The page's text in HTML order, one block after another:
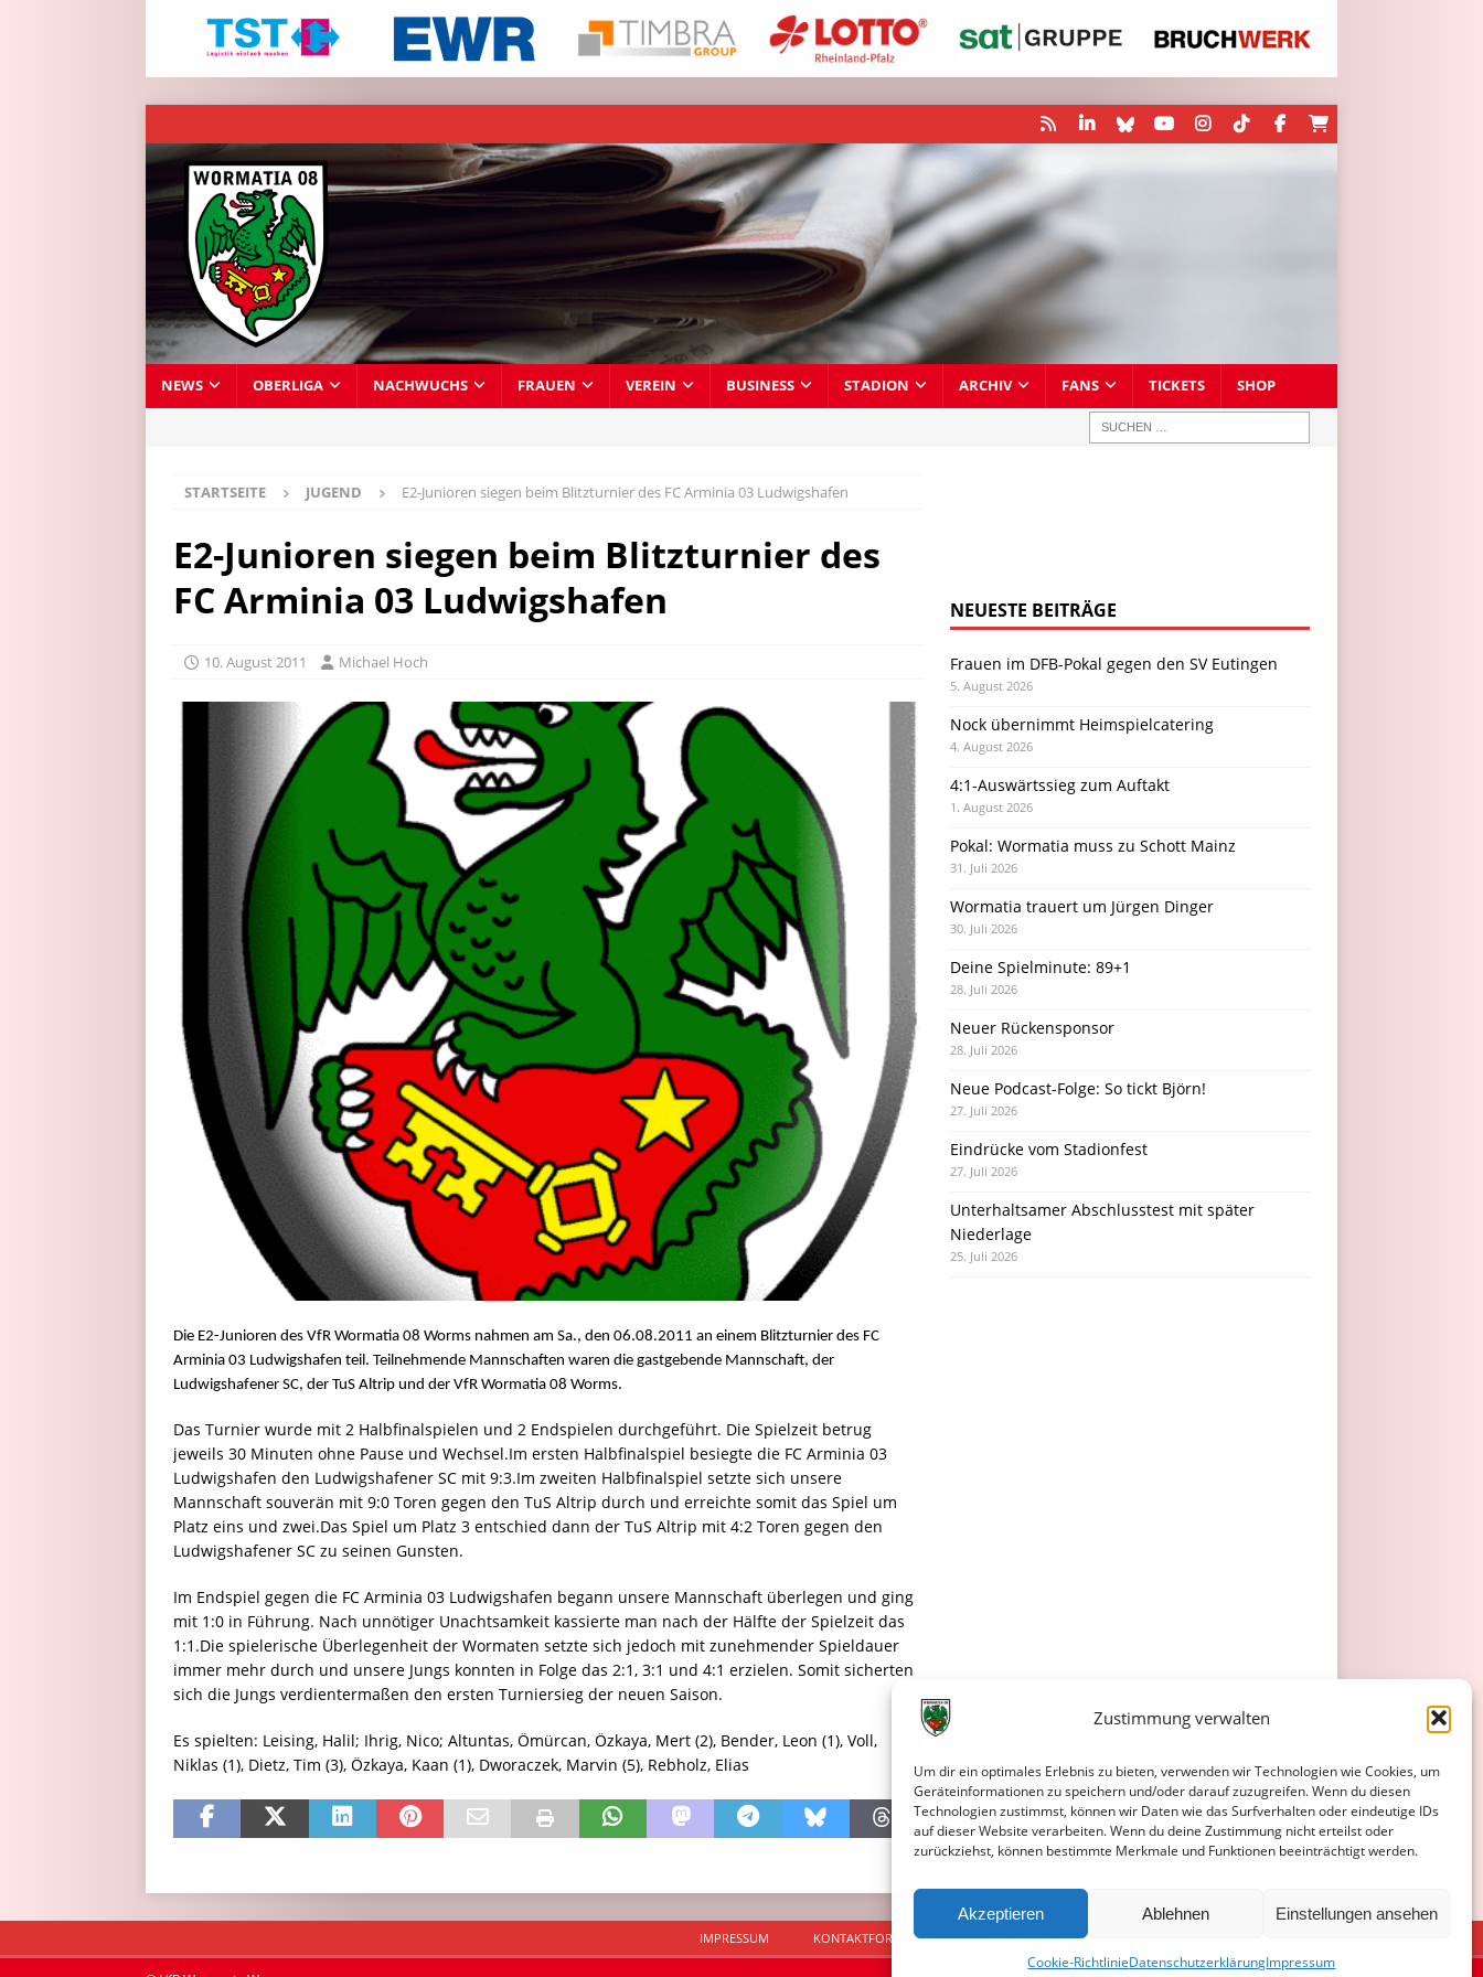
Zustimmung verwalten
Um dir ein optimales Erlebnis zu bieten, verwenden wir Technologien wie Cookies, um
Geräteinformationen zu speichern und/oder darauf zuzugreifen. Wenn du diesen
Technologien zustimmst, können wir Daten wie das Surfverhalten oder eindeutige IDs
auf dieser Website verarbeiten. Wenn du deine Zustimmung nicht erteilst oder
zurückziehst, können bestimmte Merkmale und Funktionen beeinträchtigt werden.
Akzeptieren Ablehnen Einstellungen ansehen
Cookie-RichtlinieDatenschutzerklärungImpressum
NEWS OBERLIGA NACHWUCHS FRAUEN VEREIN BUSINESS STADION ARCHIV FANS TICKETS SHOP
STARTSEITE JUGEND E2-Junioren siegen beim Blitzturnier des FC Arminia 03 Ludwigshafen
E2-Junioren siegen beim Blitzturnier des
FC Arminia 03 Ludwigshafen
10. August 2011 Michael Hoch
Die E2-Junioren des VfR Wormatia 08 Worms nahmen am Sa., den 06.08.2011 an einem Blitzturnier des FC
Arminia 03 Ludwigshafen teil. Teilnehmende Mannschaften waren die gastgebende Mannschaft, der
Ludwigshafener SC, der TuS Altrip und der VfR Wormatia 08 Worms.
Das Turnier wurde mit 2 Halbfinalspielen und 2 Endspielen durchgeführt. Die Spielzeit betrug
jeweils 30 Minuten ohne Pause und Wechsel.Im ersten Halbfinalspiel besiegte die FC Arminia 03
Ludwigshafen den Ludwigshafener SC mit 9:3.Im zweiten Halbfinalspiel setzte sich unsere
Mannschaft souverän mit 9:0 Toren gegen den TuS Altrip durch und erreichte somit das Spiel um
Platz eins und zwei.Das Spiel um Platz 3 entschied dann der TuS Altrip mit 4:2 Toren gegen den
Ludwigshafener SC zu seinen Gunsten.
Im Endspiel gegen die FC Arminia 03 Ludwigshafen begann unsere Mannschaft überlegen und ging
mit 1:0 in Führung. Nach unnötiger Unachtsamkeit kassierte man nach der Hälfte der Spielzeit das
1:1.Die spielerische Überlegenheit der Wormaten setzte sich jedoch mit zunehmender Spieldauer
immer mehr durch und unsere Jungs konnten in Folge das 2:1, 3:1 und 4:1 erzielen. Somit sicherten
sich die Jungs verdientermaßen den ersten Turniersieg der neuen Saison.
Es spielten: Leising, Halil; Ihrig, Nico; Altuntas, Ömürcan, Özkaya, Mert (2), Bender, Leon (1), Voll,
Niklas (1), Dietz, Tim (3), Özkaya, Kaan (1), Dworaczek, Marvin (5), Rebholz, Elias
NEUESTE BEITRÄGE
Frauen im DFB-Pokal gegen den SV Eutingen
5. August 2026
Nock übernimmt Heimspielcatering
4. August 2026
4:1-Auswärtssieg zum Auftakt
1. August 2026
Pokal: Wormatia muss zu Schott Mainz
31. Juli 2026
Wormatia trauert um Jürgen Dinger
30. Juli 2026
Deine Spielminute: 89+1
28. Juli 2026
Neuer Rückensponsor
28. Juli 2026
Neue Podcast-Folge: So tickt Björn!
27. Juli 2026
Eindrücke vom Stadionfest
27. Juli 2026
Unterhaltsamer Abschlusstest mit später
Niederlage
25. Juli 2026
IMPRESSUM KONTAKTFORMULAR DATENSCHUTZERKLÄRUNG